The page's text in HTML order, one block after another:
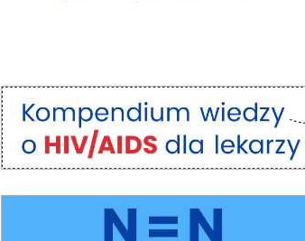
Kompendium
wiedzy
dla
lekarzy
POZ